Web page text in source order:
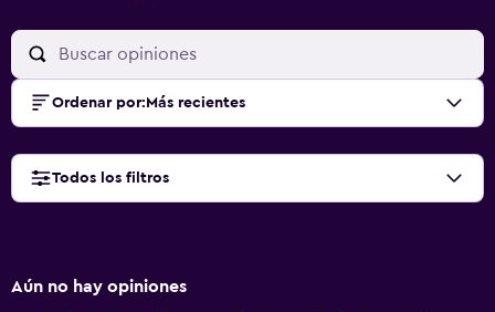
Ordenar por: Más recientes
Todos los filtros
Aún no hay opiniones